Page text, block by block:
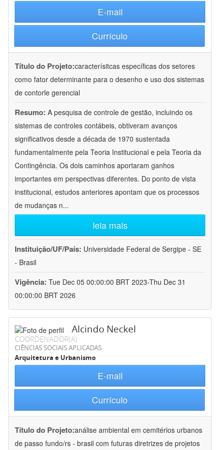
E-mail
Currículo
Título do Projeto:caracterísitcas específicas dos setores
como fator determinante para o desenho e uso dos sistemas
de contorle gerencial
Resumo: A pesquisa de controle de gestão, incluindo os
sistemas de controles contábeis, obtiveram avanços
significativos desde a década de 1970 sustentada
fundamentalmente pela Teoria Institucional e pela Teoria da
Contingência. Os dois caminhos aportaram ganhos
importantes em perspectivas diferentes. Do ponto de vista
institucional, estudos anteriores apontam que os processos
de mudanças n...
leia mais
Instituição/UF/País: Universidade Federal de Sergipe - SE
- Brasil
Vigência: Tue Dec 05 00:00:00 BRT 2023-Thu Dec 31
00:00:00 BRT 2026
Alcindo Neckel
COORDENADOR(A)
CIÊNCIAS SOCIAIS APLICADAS
Arquitetura e Urbanismo
E-mail
Currículo
Título do Projeto:análise ambiental em cemitérios urbanos
de passo fundo/rs - brasil com futuras diretrizes de projetos